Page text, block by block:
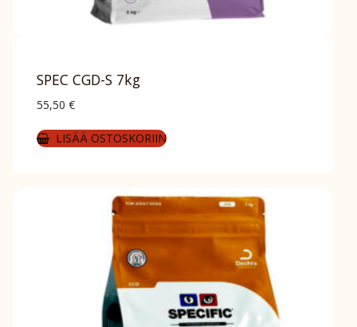
SPEC CGD-S 7kg
55,50 €
LISÄÄ OSTOSKORIIN